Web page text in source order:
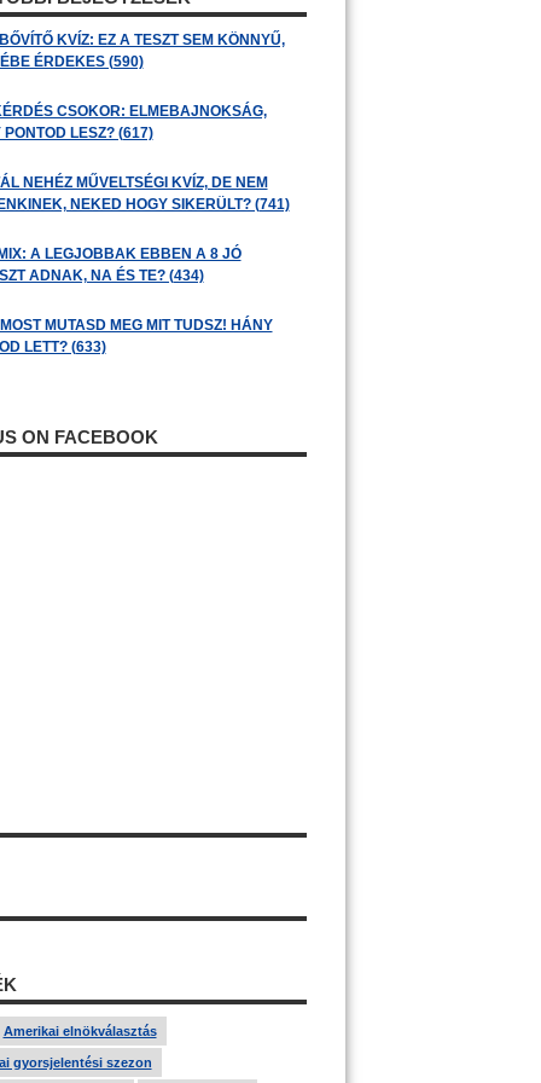
KVÍZ: EZ A TESZT SEM KÖNNYŰ,
ÉRDEKES (590)
CSOKOR: ELMEBAJNOKSÁG,
PONTOD LESZ? (617)
NEHÉZ MŰVELTSÉGI KVÍZ, DE NEM
NEKED HOGY SIKERÜLT? (741)
A LEGJOBBAK EBBEN A 8 JÓ
ADNAK, NA ÉS TE? (434)
MUTASD MEG MIT TUDSZ! HÁNY
LETT? (633)
ON FACEBOOK
Amerikai elnökválasztás
gyorsjelentési szezon